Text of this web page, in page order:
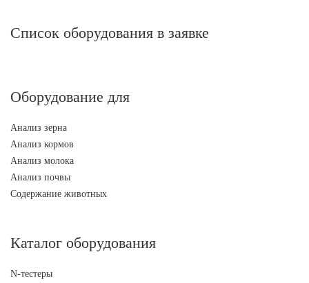
Список оборудования в заявке
Оборудование для
Анализ зерна
Анализ кормов
Анализ молока
Анализ почвы
Содержание животных
Каталог оборудования
N-тестеры